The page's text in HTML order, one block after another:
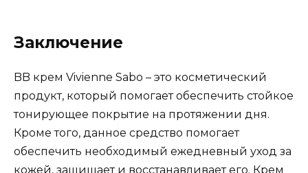
Заключение
BB крем Vivienne Sabo – это косметический
продукт, который помогает обеспечить стойкое
тонирующее покрытие на протяжении дня.
Кроме того, данное средство помогает
обеспечить необходимый ежедневный уход за
кожей, защищает и восстанавливает его. Крем